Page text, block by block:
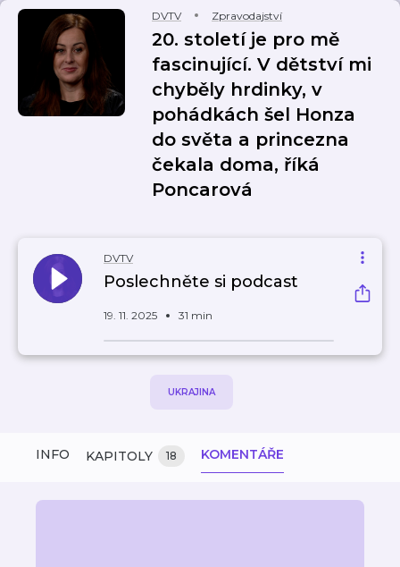
DVTV Zpravodajství
20. století je pro mě
fascinující. V dětství mi
chyběly hrdinky, v
pohádkách šel Honza
do světa a princezna
čekala doma, říká
Poncarová
DVTV
Poslechněte si podcast
19. 11. 2025 31 min
UKRAJINA
INFO KAPITOLY 18 KOMENTÁŘE